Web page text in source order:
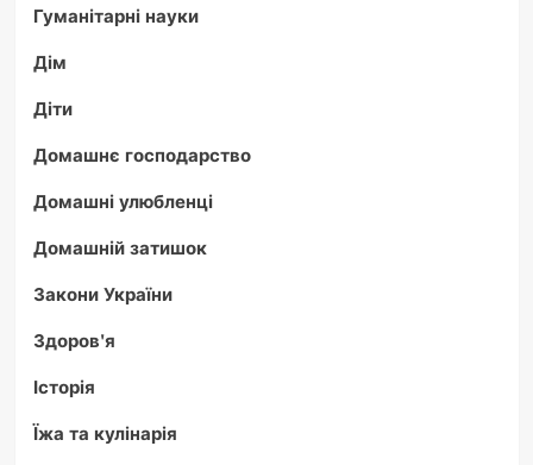
Гуманітарні науки
Дім
Діти
Домашнє господарство
Домашні улюбленці
Домашній затишок
Закони України
Здоров'я
Історія
Їжа та кулінарія